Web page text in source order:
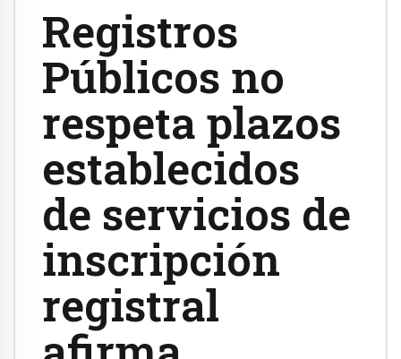
Registros
Públicos no
respeta plazos
establecidos
de servicios de
inscripción
registral